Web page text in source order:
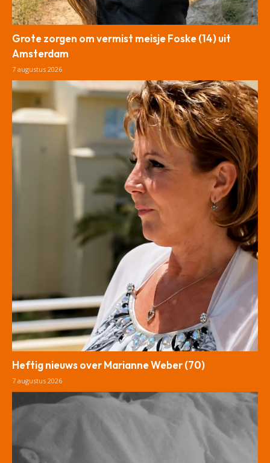
Grote zorgen om vermist meisje Foske (14) uit
Amsterdam
7 augustus 2026
Heftig nieuws over Marianne Weber (70)
7 augustus 2026